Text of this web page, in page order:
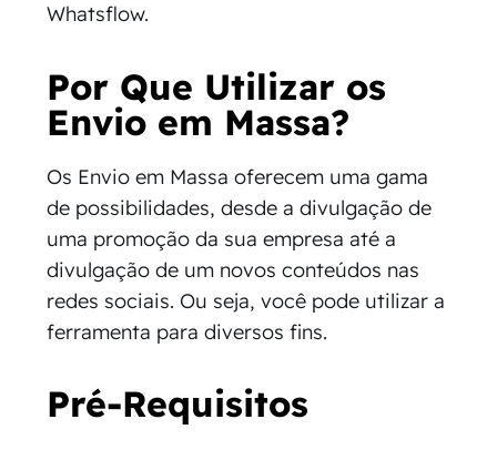
Whatsflow.
Por Que Utilizar os
Envio em Massa?
Os Envio em Massa oferecem uma gama
de possibilidades, desde a divulgação de
uma promoção da sua empresa até a
divulgação de um novos conteúdos nas
redes sociais. Ou seja, você pode utilizar a
ferramenta para diversos fins.
Pré-Requisitos